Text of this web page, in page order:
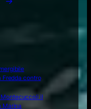
Fredda contro
Montecuccoli il
Marina